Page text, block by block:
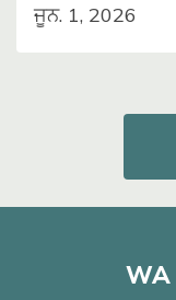
ਜੂਨ. 1, 2026
WA